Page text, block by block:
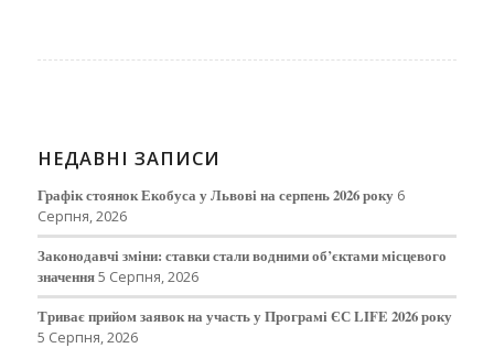
НЕДАВНІ ЗАПИСИ
Графік стоянок Екобуса у Львові на серпень 2026 року 6
Серпня, 2026
Законодавчі зміни: ставки стали водними об’єктами місцевого
значення5 Серпня, 2026
Триває прийом заявок на участь у Програмі ЄС LIFE 2026 року
5 Серпня, 2026